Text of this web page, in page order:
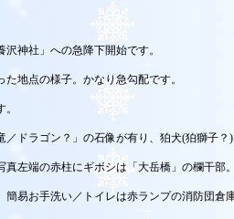
神社」への急降下開始です。
地点の様子。かなり急勾配です。
ドラゴン？」の石像が有り、狛犬(狛獅子？)
左端の赤柱にギボシは「大岳橋」の欄干部。
易お手洗い／トイレは赤ランプの消防団倉